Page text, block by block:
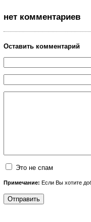
нет комментариев
Оставить комментарий
Это не спам
Примечание: Если Вы хотите